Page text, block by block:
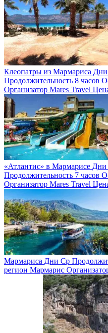
Клеопатры из Мармариса Дни
Продолжительность 8 часов
Организатор Mares Travel
«Атлантис» в Мармарисе Дни
Продолжительность 7 часов
Организатор Mares Travel
Мармариса Дни Ср
регион Мармарис